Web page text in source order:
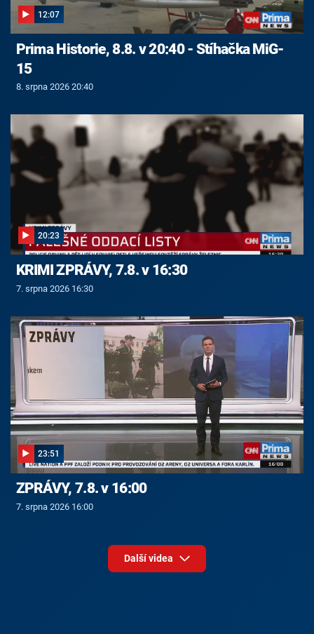
12:07
Prima Historie, 8.8. v 20:40 - Stíhačka MiG-
15
8. srpna 2026 20:40
20:23
KRIMI ZPRÁVY, 7.8. v 16:30
7. srpna 2026 16:30
23:51
ZPRÁVY, 7.8. v 16:00
7. srpna 2026 16:00
Další videa